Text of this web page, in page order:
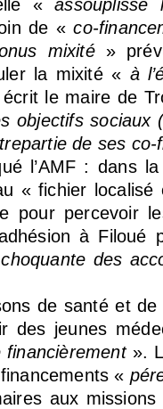
« assouplisse
de «co-
mixité»
la mixité « à
le maire de
objectifs sociaux
de ses co-
l’AMF : dans
« fichier localisé
pour percevoir
à Filoué
des
de santé et
des jeunes
financièrement ».
«
aux